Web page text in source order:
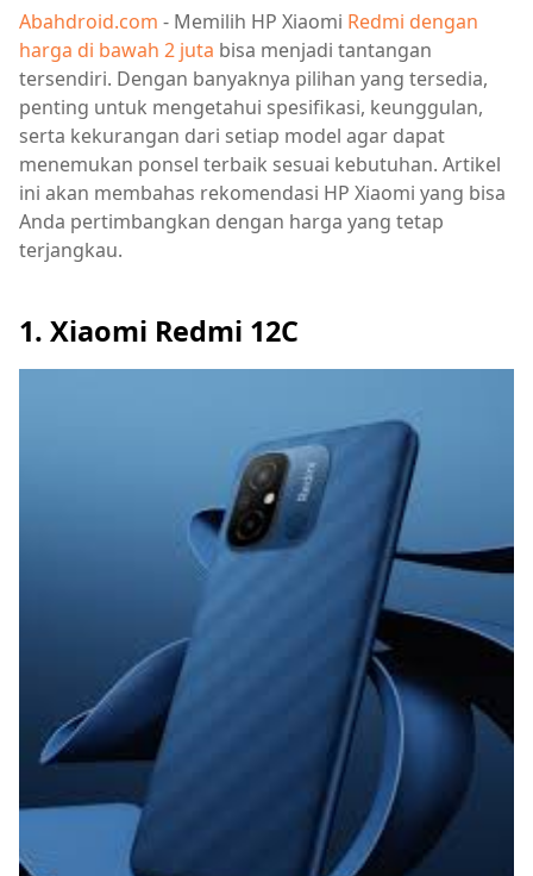
Abahdroid.com - Memilih HP Xiaomi Redmi dengan
harga di bawah 2 juta bisa menjadi tantangan
tersendiri. Dengan banyaknya pilihan yang tersedia,
penting untuk mengetahui spesifikasi, keunggulan,
serta kekurangan dari setiap model agar dapat
menemukan ponsel terbaik sesuai kebutuhan. Artikel
ini akan membahas rekomendasi HP Xiaomi yang bisa
Anda pertimbangkan dengan harga yang tetap
terjangkau.
1. Xiaomi Redmi 12C